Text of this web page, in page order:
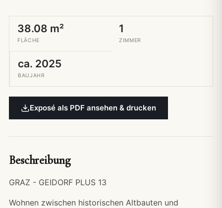
38.08 m²
FLÄCHE
1
ZIMMER
ca. 2025
BAUJAHR
Exposé als PDF ansehen & drucken
Beschreibung
GRAZ - GEIDORF PLUS 13
Wohnen zwischen historischen Altbauten und